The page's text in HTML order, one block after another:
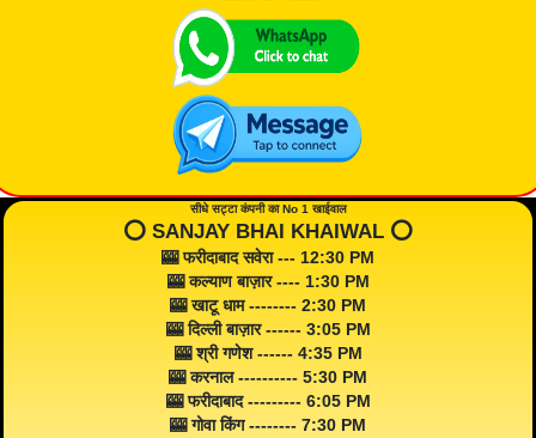
सीधे सट्टा कंपनी का No 1 खाईवाल
⭕️ SANJAY BHAI KHAIWAL ⭕️
🎰 फरीदाबाद सवेरा --- 12:30 PM
🎰 कल्याण बाज़ार ---- 1:30 PM
🎰 खाटू धाम -------- 2:30 PM
🎰 दिल्ली बाज़ार ------ 3:05 PM
🎰 श्री गणेश ------ 4:35 PM
🎰 करनाल ---------- 5:30 PM
🎰 फरीदाबाद --------- 6:05 PM
🎰 गोवा किंग -------- 7:30 PM